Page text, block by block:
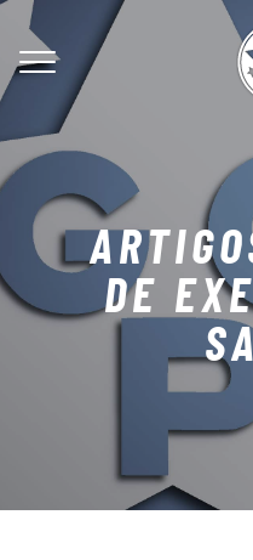
DE